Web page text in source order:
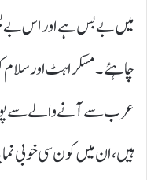
میں بے بس ہے اور اس بے
چاہئے۔ مسکراہٹ اور سلام
عرب سے آنے والے سے
ہیں، ان میں کون سی خوبی